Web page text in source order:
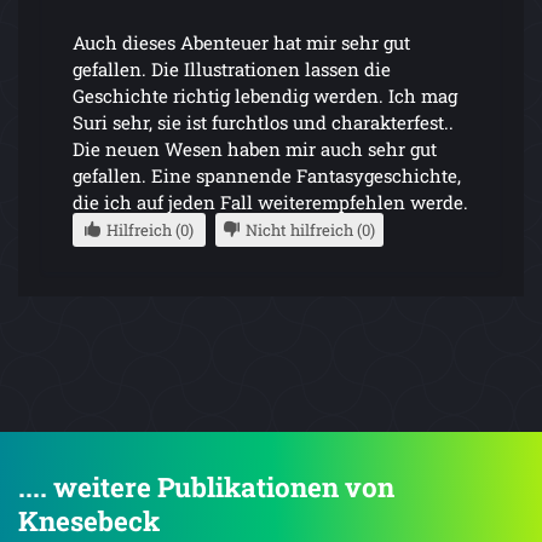
Auch dieses Abenteuer hat mir sehr gut
gefallen. Die Illustrationen lassen die
Geschichte richtig lebendig werden. Ich mag
Suri sehr, sie ist furchtlos und charakterfest..
Die neuen Wesen haben mir auch sehr gut
gefallen. Eine spannende Fantasygeschichte,
die ich auf jeden Fall weiterempfehlen werde.
Hilfreich (0) Nicht hilfreich (0)
.... weitere Publikationen von
Knesebeck